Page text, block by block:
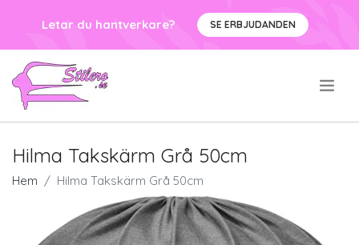
Letar du hantverkare? SE ERBJUDANDEN
Hilma Takskärm Grå 50cm
Hem Hilma Takskärm Grå 50cm